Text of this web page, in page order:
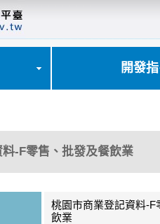
開發
-F零售、批發及餐飲業
桃園市商業登記資料-F
飲業